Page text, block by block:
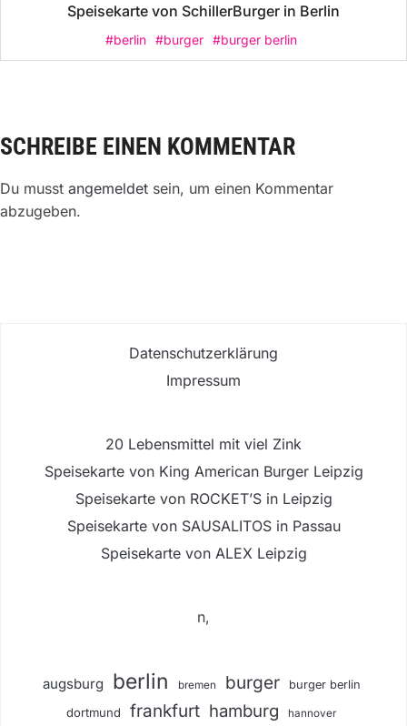
Speisekarte von SchillerBurger in Berlin
#berlin #burger #burger berlin
SCHREIBE EINEN KOMMENTAR
Du musst angemeldet sein, um einen Kommentar
abzugeben.
Datenschutzerklärung
Impressum
20 Lebensmittel mit viel Zink
Speisekarte von King American Burger Leipzig
Speisekarte von ROCKET’S in Leipzig
Speisekarte von SAUSALITOS in Passau
Speisekarte von ALEX Leipzig
n,
augsburg berlin bremen burger burger berlin
dortmund frankfurt hamburg hannover